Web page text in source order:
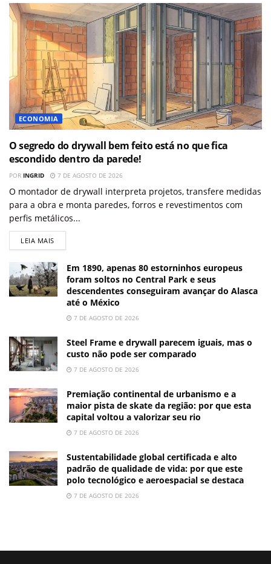
ECONOMIA
O segredo do drywall bem feito está no que fica
escondido dentro da parede!
POR INGRID 7 DE AGOSTO DE 2026
O montador de drywall interpreta projetos, transfere medidas
para a obra e monta paredes, forros e revestimentos com
perfis metálicos...
LEIA MAIS
Em 1890, apenas 80 estorninhos europeus
foram soltos no Central Park e seus
descendentes conseguiram avançar do Alasca
até o México
7 DE AGOSTO DE 2026
Steel Frame e drywall parecem iguais, mas o
custo não pode ser comparado
7 DE AGOSTO DE 2026
Premiação continental de urbanismo e a
maior pista de skate da região: por que esta
capital voltou a valorizar seu rio
7 DE AGOSTO DE 2026
Sustentabilidade global certificada e alto
padrão de qualidade de vida: por que este
polo tecnológico e aeroespacial se destaca
7 DE AGOSTO DE 2026